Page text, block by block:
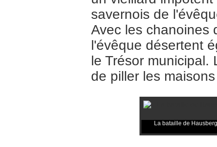
savernois de
Avec les chanoines
l'évêque désertent
le Trésor municipal.
de piller les
La bataille de